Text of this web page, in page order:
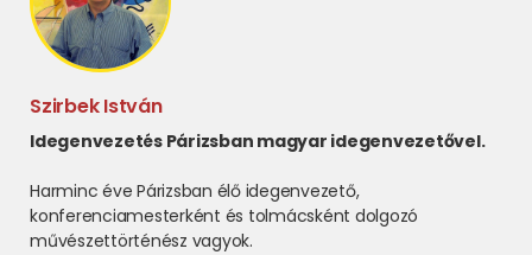
Szirbek István
Idegenvezetés Párizsban magyar idegenvezetővel.
Harminc éve Párizsban élő idegenvezető,
konferenciamesterként és tolmácsként dolgozó
művészettörténész vagyok.